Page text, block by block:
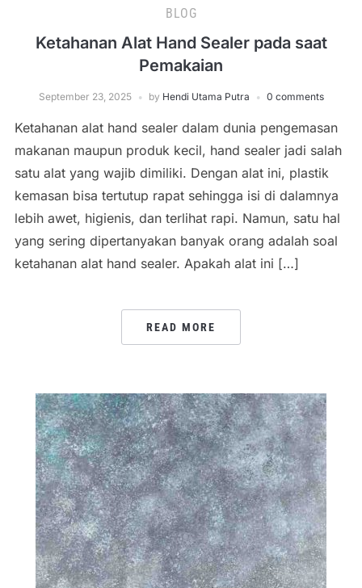
BLOG
Ketahanan Alat Hand Sealer pada saat
Pemakaian
September 23, 2025 by Hendi Utama Putra 0 comments
Ketahanan alat hand sealer dalam dunia pengemasan
makanan maupun produk kecil, hand sealer jadi salah
satu alat yang wajib dimiliki. Dengan alat ini, plastik
kemasan bisa tertutup rapat sehingga isi di dalamnya
lebih awet, higienis, dan terlihat rapi. Namun, satu hal
yang sering dipertanyakan banyak orang adalah soal
ketahanan alat hand sealer. Apakah alat ini […]
READ MORE